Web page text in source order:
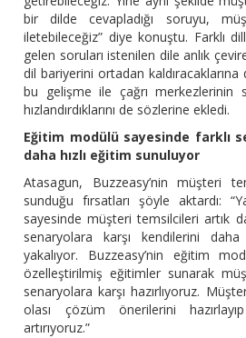
bir dilde cevapladığı soruyu,
iletebileceğiz” diye konuştu. Farklı
gelen soruları istenilen dile anlık
dil bariyerini ortadan
bu gelişme ile çağrı merkezlerinin
hızlandırdıklarını de sözlerine ekledi.
Eğitim modülü sayesinde farklı
daha hızlı eğitim sunuluyor
Atasagun, Buzzeasy’nin müşteri
sunduğu fırsatları şöyle aktardı:
sayesinde müşteri temsilcileri artık
senaryolara karşı kendilerini
yakalıyor. Buzzeasy’nin eğitim
özelleştirilmiş eğitimler sunarak
senaryolara karşı hazırlıyoruz.
olası çözüm önerilerini
artırıyoruz.”